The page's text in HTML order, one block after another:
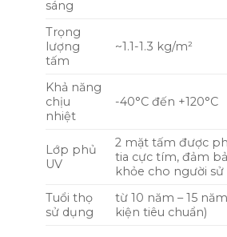
sáng
Trọng
lượng
tấm
~1.1-1.3 kg/m²
Khả năng
chịu
nhiệt
-40°C đến +120°C
Lớp phủ
UV
2 mặt tấm được
tia cực tím, đảm
khỏe cho người sử
Tuổi thọ
sử dụng
từ 10 năm – 15
kiện tiêu chuẩn)